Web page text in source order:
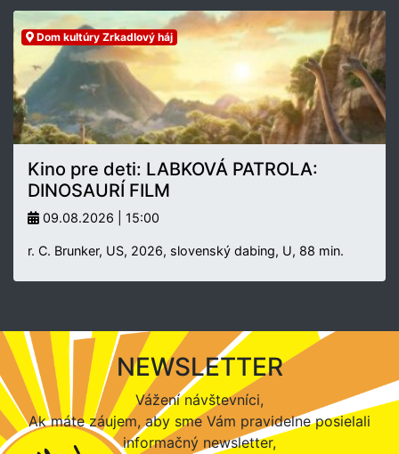
Dom kultúry Zrkadlový háj
Kino pre deti: LABKOVÁ PATROLA:
DINOSAURÍ FILM
09.08.2026 | 15:00
r. C. Brunker, US, 2026, slovenský dabing, U, 88 min.
NEWSLETTER
Vážení návštevníci,
Ak máte záujem, aby sme Vám pravidelne posielali
informačný newsletter,